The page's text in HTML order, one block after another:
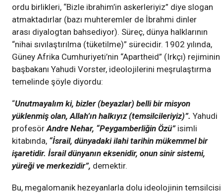
ordu birlikleri, “Bizle ibrahim’in askerleriyiz” diye slogan
atmaktadırlar (bazı muhteremler de İbrahmi dinler
arası diyalogtan bahsediyor). Süreç, dünya halklarının
“nihai sıvılaştırılma (tüketilme)” sürecidir. 1902 yılında,
Güney Afrika Cumhuriyeti’nin “Apartheid” (Irkçı) rejiminin
başbakanı Yahudi Vorster, ideolojilerini meşrulaştırma
temelinde şöyle diyordu:
“Unutmayalım ki, bizler (beyazlar) belli bir misyon
yüklenmiş olan, Allah’ın halkıyız (temsilcileriyiz)”. Yahudi
profesörAndre Nehar, “Peygamberliğin Özü” isimli
kitabında, “İsrail, dünyadaki ilahi tarihin mükemmel bir
işaretidir. İsrail dünyanın eksenidir, onun sinir sistemi,
yüreği ve merkezidir”, demektir.
Bu, megalomanik hezeyanlarla dolu ideolojinin temsilcisi